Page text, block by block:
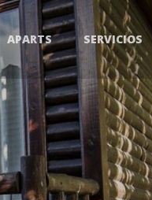
APARTS SERVICIOS